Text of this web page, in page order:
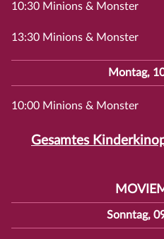
10:30 Minions & Monster
13:30 Minions & Monster
Montag,
10:00 Minions & Monster
Gesamtes
Sonntag,